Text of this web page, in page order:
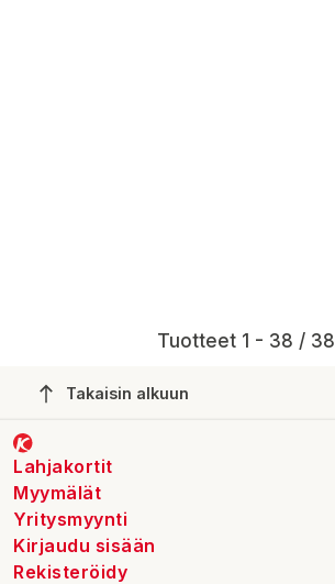
Tuotteet 1 - 38 / 38
Takaisin alkuun
Lahjakortit
Myymälät
Yritysmyynti
Kirjaudu sisään
Rekisteröidy